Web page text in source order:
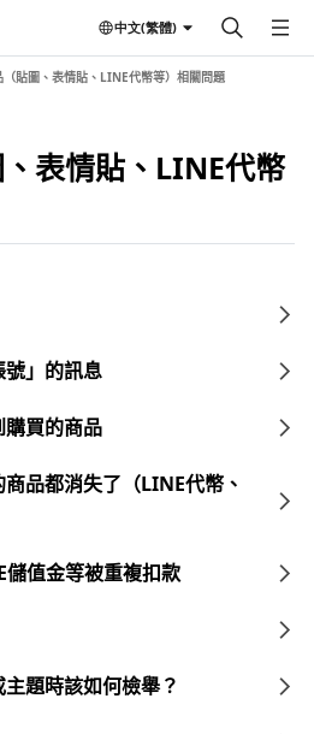
中文(繁體)
（貼圖、表情貼、LINE代幣等）相關問題
表情貼、LINE代幣
」的訊息
買的商品
品都消失了（LINE代幣、
儲值金等被重複扣款
題時該如何檢舉？